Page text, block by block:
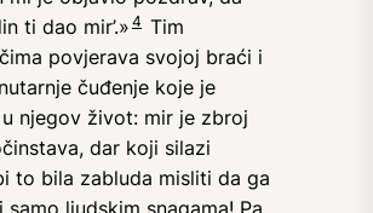
ti dao mir’.» 4 Tim
povjerava svojoj braći i
čuđenje koje je
njegov život: mir je zbroj
dar koji silazi
to bila zabluda misliti da ga
ljudskim snagama! Pa